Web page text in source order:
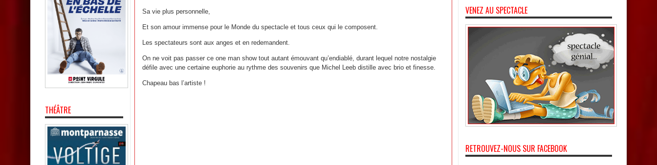
Sa vie plus personnelle,
Et son amour immense pour le Monde du spectacle et tous ceux qui le composent.
Les spectateurs sont aux anges et en redemandent.
On ne voit pas passer ce one man show tout autant émouvant qu’endiablé, durant lequel notre nostalgie
défile avec une certaine euphorie au rythme des souvenirs que Michel Leeb distille avec brio et finesse.
Chapeau bas l’artiste !
THÉÂTRE
VENEZ AU SPECTACLE
RETROUVEZ-NOUS SUR FACEBOOK